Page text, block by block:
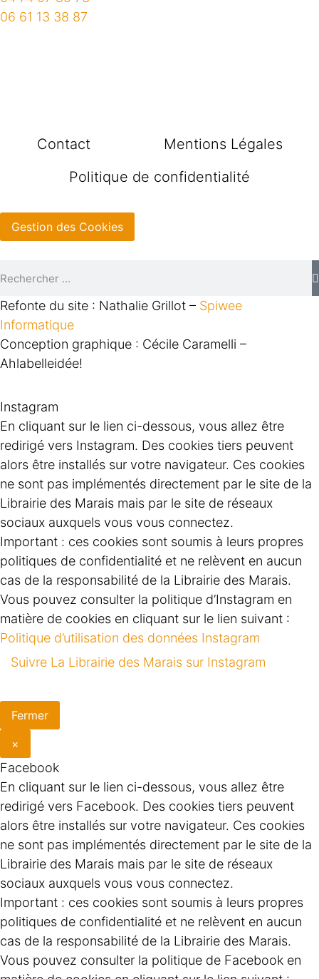
06 61 13 38 87
Contact
Mentions Légales
Politique de confidentialité
Gestion des Cookies
Refonte du site : Nathalie Grillot – Spiwee
Informatique
Conception graphique : Cécile Caramelli –
Ahlabelleidée!
Instagram
En cliquant sur le lien ci-dessous, vous allez être
redirigé vers Instagram. Des cookies tiers peuvent
alors être installés sur votre navigateur. Ces cookies
ne sont pas implémentés directement par le site de la
Librairie des Marais mais par le site de réseaux
sociaux auxquels vous vous connectez.
Important : ces cookies sont soumis à leurs propres
politiques de confidentialité et ne relèvent en aucun
cas de la responsabilité de la Librairie des Marais.
Vous pouvez consulter la politique d’Instagram en
matière de cookies en cliquant sur le lien suivant :
Politique d’utilisation des données Instagram
Suivre La Librairie des Marais sur Instagram
Fermer
×
Facebook
En cliquant sur le lien ci-dessous, vous allez être
redirigé vers Facebook. Des cookies tiers peuvent
alors être installés sur votre navigateur. Ces cookies
ne sont pas implémentés directement par le site de la
Librairie des Marais mais par le site de réseaux
sociaux auxquels vous vous connectez.
Important : ces cookies sont soumis à leurs propres
politiques de confidentialité et ne relèvent en aucun
cas de la responsabilité de la Librairie des Marais.
Vous pouvez consulter la politique de Facebook en